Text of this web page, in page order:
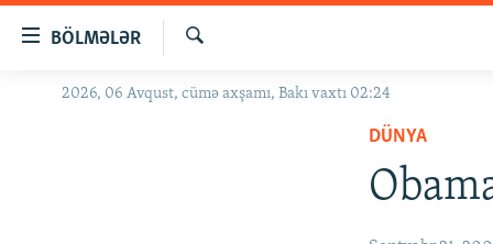
BÖLMƏLƏR
GÜNDƏM
Axtar
2026, 06 Avqust, cümə axşamı, Bakı vaxtı 02:24
DÜNYA